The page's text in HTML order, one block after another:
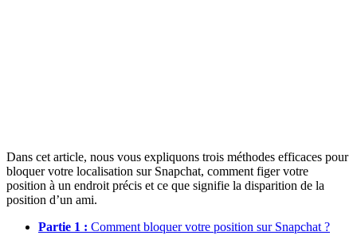
Dans cet article, nous vous expliquons trois méthodes efficaces pour
bloquer votre localisation sur Snapchat, comment figer votre
position à un endroit précis et ce que signifie la disparition de la
position d’un ami.
Partie 1 : Comment bloquer votre position sur Snapchat ?